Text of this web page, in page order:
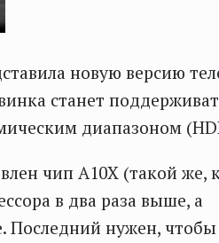
новую версию
станет
диапазоном
чип A10X (такой же,
в два раза выше, а
Последний нужен, чтобы